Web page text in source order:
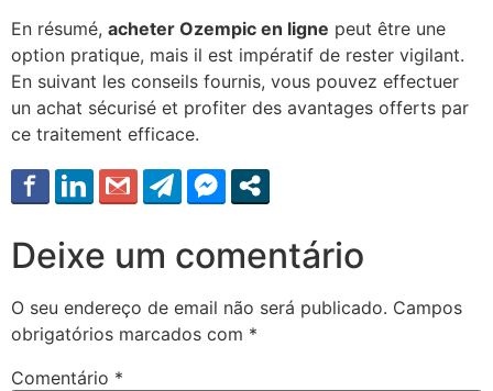
En résumé, acheter Ozempic en ligne peut être une
option pratique, mais il est impératif de rester vigilant.
En suivant les conseils fournis, vous pouvez effectuer
un achat sécurisé et profiter des avantages offerts par
ce traitement efficace.
Deixe um comentário
O seu endereço de email não será publicado. Campos
obrigatórios marcados com *
Comentário *